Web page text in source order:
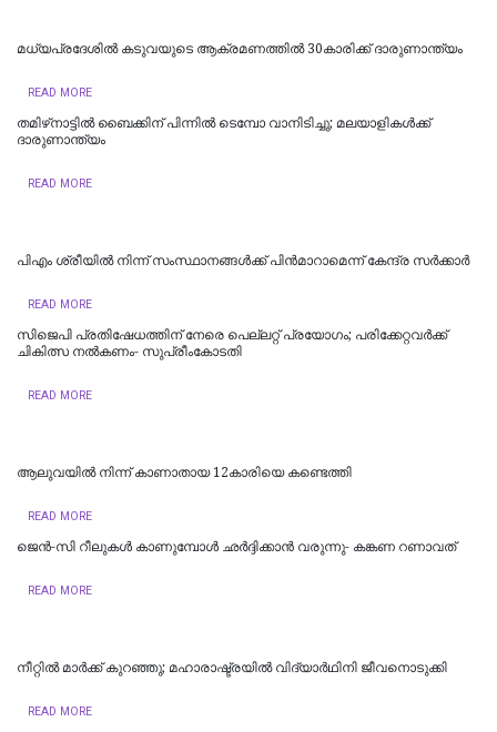
മധ്യപ്രദേശിൽ കടുവയുടെ ആക്രമണത്തിൽ 30കാരിക്ക് ദാരുണാന്ത്യം
READ MORE
തമിഴ്‌നാട്ടില്‍ ബൈക്കിന് പിന്നില്‍ ടെമ്പോ വാനിടിച്ചു; മലയാളികള്‍ക്ക്
ദാരുണാന്ത്യം
READ MORE
പിഎം ശ്രീയില്‍ നിന്ന് സംസ്ഥാനങ്ങള്‍ക്ക് പിന്‍മാറാമെന്ന് കേന്ദ്ര സര്‍ക്കാര്‍
READ MORE
സിജെപി പ്രതിഷേധത്തിന് നേരെ പെല്ലറ്റ് പ്രയോഗം; പരിക്കേറ്റവർക്ക്
ചികിത്സ നൽകണം- സുപ്രീംകോടതി
READ MORE
ആലുവയിൽ നിന്ന് കാണാതായ 12കാരിയെ കണ്ടെത്തി
READ MORE
ജെന്‍-സി റീലുകള്‍ കാണുമ്പോള്‍ ഛര്‍ദ്ദിക്കാന്‍ വരുന്നു- കങ്കണ റണാവത്
READ MORE
നീറ്റിൽ മാർക്ക് കുറഞ്ഞു; മഹാരാഷ്ട്രയിൽ വിദ്യാർഥിനി ജീവനൊടുക്കി
READ MORE